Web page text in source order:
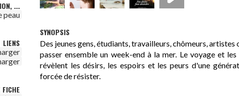
...
peau
LIENS
SYNOPSIS
Des jeunes gens, étudiants, travailleurs, chômeurs,
passer ensemble un week-end à la mer. Le voyage et
révèlent les désirs, les espoirs et les peurs d'une
forcée de résister.